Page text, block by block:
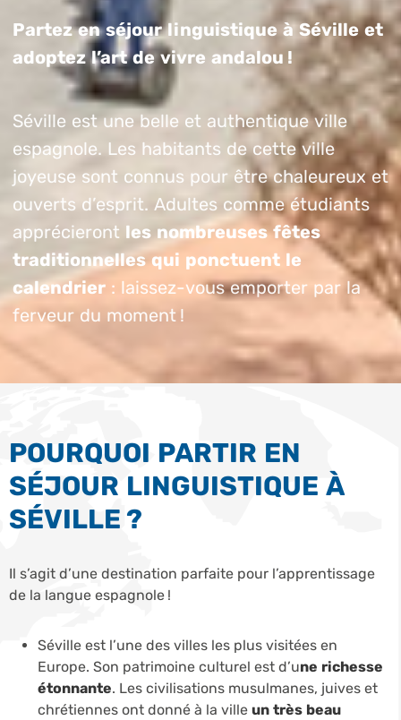
Partez en séjour linguistique à Séville et
adoptez l’art de vivre andalou !
Séville est une belle et authentique ville
espagnole. Les habitants de cette ville
joyeuse sont connus pour être chaleureux et
ouverts d’esprit. Adultes comme étudiants
apprécieront les nombreuses fêtes
traditionnelles qui ponctuent le
calendrier : laissez-vous emporter par la
ferveur du moment !
POURQUOI PARTIR EN
SÉJOUR LINGUISTIQUE À
SÉVILLE ?
Il s’agit d’une destination parfaite pour l’apprentissage
de la langue espagnole !
Séville est l’une des villes les plus visitées en
Europe. Son patrimoine culturel est d’une richesse
étonnante. Les civilisations musulmanes, juives et
chrétiennes ont donné à la ville un très beau